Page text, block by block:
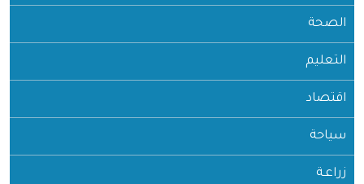
الصحة
التعليم
اقتصاد
سياحة
زراعـة